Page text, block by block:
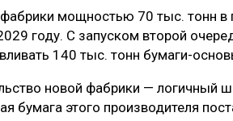
мощностью 70 тыс. тонн в
году. С запуском второй
140 тыс. тонн бумаги-
новой фабрики — логичный
бумага этого производителя